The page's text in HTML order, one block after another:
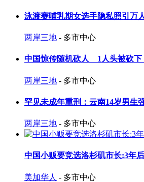
泳渡赛哺乳期女选手隐私照引万
两岸三地 - 多市中心
中国惊传随机砍人 1人头被砍下
两岸三地 - 多市中心
罕见未成年重刑：云南14岁男生
两岸三地 - 多市中心
中国小贩要竞选洛杉矶市长:3年
美加华人 - 多市中心